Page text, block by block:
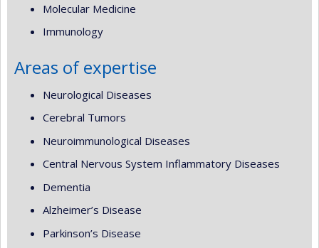
Molecular Medicine
Immunology
Areas of expertise
Neurological Diseases
Cerebral Tumors
Neuroimmunological Diseases
Central Nervous System Inflammatory Diseases
Dementia
Alzheimer’s Disease
Parkinson’s Disease